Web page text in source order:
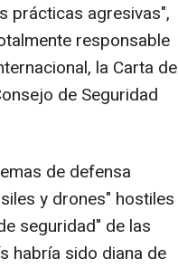
prácticas agresivas",
responsable
la Carta de
de Seguridad
de defensa
y drones" hostiles
seguridad" de las
habría sido diana de